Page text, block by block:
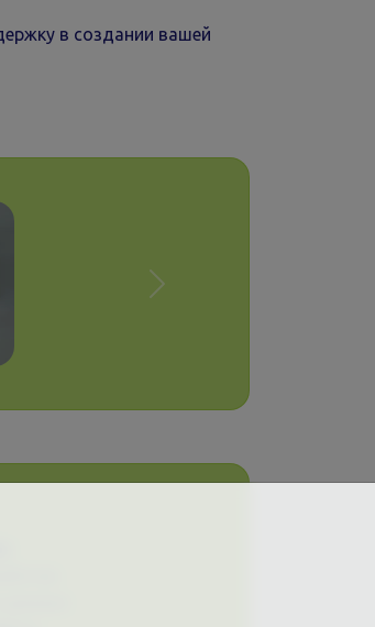
в создании вашей
Вперед